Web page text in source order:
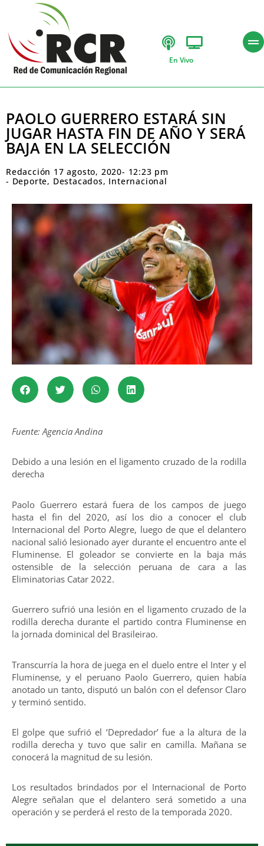
En Vivo
PAOLO GUERRERO ESTARÁ SIN
JUGAR HASTA FIN DE AÑO Y SERÁ
BAJA EN LA SELECCIÓN
Redacción 17 agosto, 2020- 12:23 pm
- Deporte, Destacados, Internacional
Fuente: Agencia Andina
Debido a una lesión en el ligamento cruzado de la rodilla
derecha
Paolo Guerrero estará fuera de los campos de juego
hasta el fin del 2020, así los dio a conocer el club
Internacional del Porto Alegre, luego de que el delantero
nacional salió lesionado ayer durante el encuentro ante el
Fluminense. El goleador se convierte en la baja más
ostensible de la selección peruana de cara a las
Eliminatorias Catar 2022.
Guerrero sufrió una lesión en el ligamento cruzado de la
rodilla derecha durante el partido contra Fluminense en
la jornada dominical del Brasileirao.
Transcurría la hora de juega en el duelo entre el Inter y el
Fluminense, y el peruano Paolo Guerrero, quien había
anotado un tanto, disputó un balón con el defensor Claro
y terminó sentido.
El golpe que sufrió el ‘Depredador’ fue a la altura de la
rodilla derecha y tuvo que salir en camilla. Mañana se
conocerá la magnitud de su lesión.
Los resultados brindados por el Internacional de Porto
Alegre señalan que el delantero será sometido a una
operación y se perderá el resto de la temporada 2020.